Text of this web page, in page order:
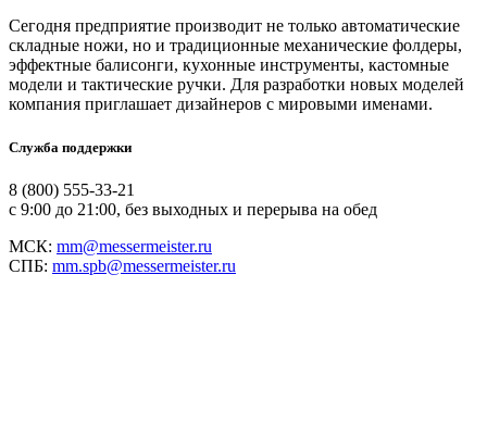
Сегодня предприятие производит не только автоматические
складные ножи, но и традиционные механические фолдеры,
эффектные балисонги, кухонные инструменты, кастомные
модели и тактические ручки. Для разработки новых моделей
компания приглашает дизайнеров с мировыми именами.
Служба поддержки
8 (800) 555-33-21
с 9:00 до 21:00, без выходных и перерыва на обед
МСК: mm@messermeister.ru
СПБ: mm.spb@messermeister.ru